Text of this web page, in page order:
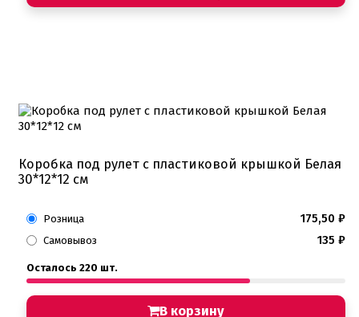
Коробка под рулет с пластиковой крышкой Белая
30*12*12 см
Розница 175,50 ₽
Самовывоз 135 ₽
Осталось 220 шт.
В корзину